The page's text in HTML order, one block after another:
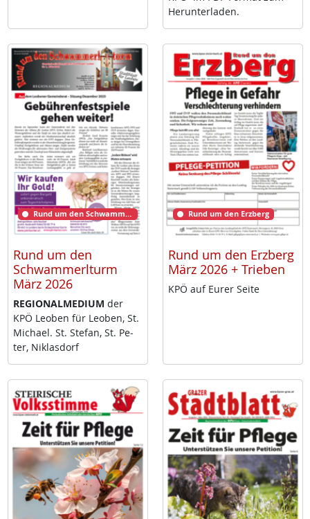
Her­un­ter­la­den.
Rund um den Schwammerlturm
Rund um den
Schwammerlturm
März 2026
RE­GIO­NAL­ME­DI­UM der
KPÖ Leo­ben für Leo­ben, St.
Mi­cha­el. St. Ste­fan, St. Pe­
ter, Niklas­dorf
Rund um den Erzberg
Rund um den Erzberg
März 2026 + Trieben
KPÖ auf Eu­rer Sei­te